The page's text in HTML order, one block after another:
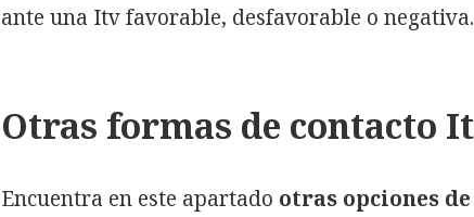
ante una Itv favorable, desfavorable o negativa.
Otras formas de contacto
Encuentra en este apartado otras opciones